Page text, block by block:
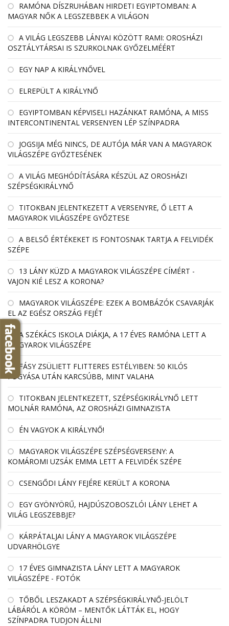
RAMÓNA DÍSZRUHÁBAN HIRDETI EGYIPTOMBAN: A
MAGYAR NŐK A LEGSZEBBEK A VILÁGON
A VILÁG LEGSZEBB LÁNYAI KÖZÖTT RAMI: OROSHÁZI
OSZTÁLYTÁRSAI IS SZURKOLNAK GYŐZELMÉÉRT
EGY NAP A KIRÁLYNŐVEL
ELREPÜLT A KIRÁLYNŐ
EGYIPTOMBAN KÉPVISELI HAZÁNKAT RAMÓNA, A MISS
INTERCONTINENTAL VERSENYEN LÉP SZÍNPADRA
JOGSIJA MÉG NINCS, DE AUTÓJA MÁR VAN A MAGYAROK
VILÁGSZÉPE GYŐZTESÉNEK
A VILÁG MEGHÓDÍTÁSÁRA KÉSZÜL AZ OROSHÁZI
SZÉPSÉGKIRÁLYNŐ
TITOKBAN JELENTKEZETT A VERSENYRE, Ő LETT A
MAGYAROK VILÁGSZÉPE GYŐZTESE
A BELSŐ ÉRTÉKEKET IS FONTOSNAK TARTJA A FELVIDÉK
SZÉPE
13 LÁNY KÜZD A MAGYAROK VILÁGSZÉPE CÍMÉRT -
VAJON KIÉ LESZ A KORONA?
MAGYAROK VILÁGSZÉPE: EZEK A BOMBÁZÓK CSAVARJÁK
EL AZ EGÉSZ ORSZÁG FEJÉT
A SZÉKÁCS ISKOLA DIÁKJA, A 17 ÉVES RAMÓNA LETT A
MAGYAROK VILÁGSZÉPE
FÁSY ZSÜLIETT FLITTERES ESTÉLYIBEN: 50 KILÓS
FOGYÁSA UTÁN KARCSÚBB, MINT VALAHA
TITOKBAN JELENTKEZETT, SZÉPSÉGKIRÁLYNŐ LETT
MOLNÁR RAMÓNA, AZ OROSHÁZI GIMNAZISTA
ÉN VAGYOK A KIRÁLYNŐ!
MAGYAROK VILÁGSZÉPE SZÉPSÉGVERSENY: A
KOMÁROMI UZSÁK EMMA LETT A FELVIDÉK SZÉPE
CSENGŐDI LÁNY FEJÉRE KERÜLT A KORONA
EGY GYÖNYÖRŰ, HAJDÚSZOBOSZLÓI LÁNY LEHET A
VILÁG LEGSZEBBJE?
KÁRPÁTALJAI LÁNY A MAGYAROK VILÁGSZÉPE
UDVARHÖLGYE
17 ÉVES GIMNAZISTA LÁNY LETT A MAGYAROK
VILÁGSZÉPE - FOTÓK
TŐBŐL LESZAKADT A SZÉPSÉGKIRÁLYNŐ-JELÖLT
LÁBÁRÓL A KÖRÖM – MENTŐK LÁTTÁK EL, HOGY
SZÍNPADRA TUDJON ÁLLNI